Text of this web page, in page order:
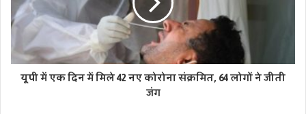
यूपी में एक दिन में मिले 42 नए कोरोना संक्रमित, 64 लोगों ने जीती
जंग